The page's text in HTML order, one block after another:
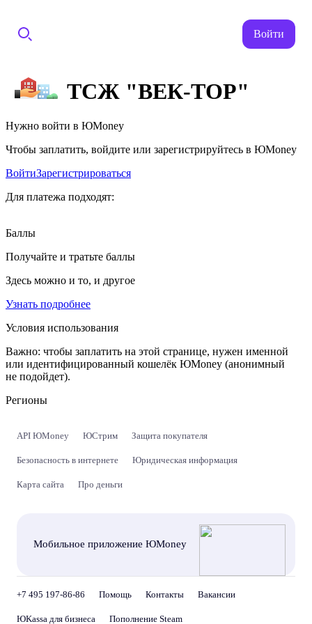
Войти
ТСЖ "ВЕК-ТОР"
Нужно войти в ЮMoney
Чтобы заплатить, войдите или зарегистрируйтесь в ЮMoney
ВойтиЗарегистрироваться
Для платежа подходят:
Баллы
Получайте и тратьте баллы
Здесь можно и то, и другое
Узнать подробнее
Условия использования
Важно: чтобы заплатить на этой странице, нужен именной
или идентифицированный кошелёк ЮMoney (анонимный
не подойдет).
Регионы
API ЮMoney ЮСтрим Защита покупателя
Безопасность в интернете Юридическая информация
Карта сайта Про деньги
Мобильное приложение ЮMoney
+7 495 197-86-86 Помощь Контакты Вакансии
ЮKassa для бизнеса Пополнение Steam